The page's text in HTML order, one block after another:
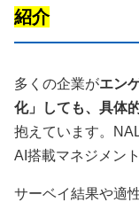
紹介
多くの企業がエン
化」しても、具体
抱えています。
AI搭載マネジメン
サーベイ結果や適